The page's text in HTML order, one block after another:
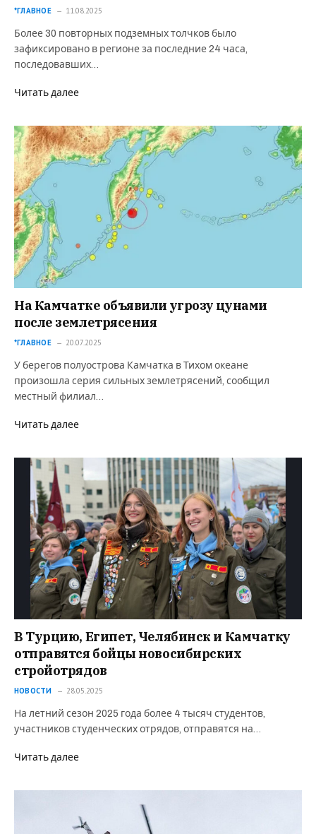
*ГЛАВНОЕ 11.08.2025
Более 30 повторных подземных толчков было
зафиксировано в регионе за последние 24 часа,
последовавших…
Читать далее
На Камчатке объявили угрозу цунами
после землетрясения
*ГЛАВНОЕ 20.07.2025
У берегов полуострова Камчатка в Тихом океане
произошла серия сильных землетрясений, сообщил
местный филиал…
Читать далее
В Турцию, Египет, Челябинск и Камчатку
отправятся бойцы новосибирских
стройотрядов
НОВОСТИ 28.05.2025
На летний сезон 2025 года более 4 тысяч студентов,
участников студенческих отрядов, отправятся на…
Читать далее